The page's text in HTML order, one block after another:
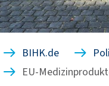
BIHK.de
EU-